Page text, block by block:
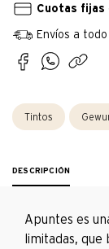
Cuotas fijas
Envíos a
Tintos
DESCRIPCIÓN
Apuntes es
limitadas,